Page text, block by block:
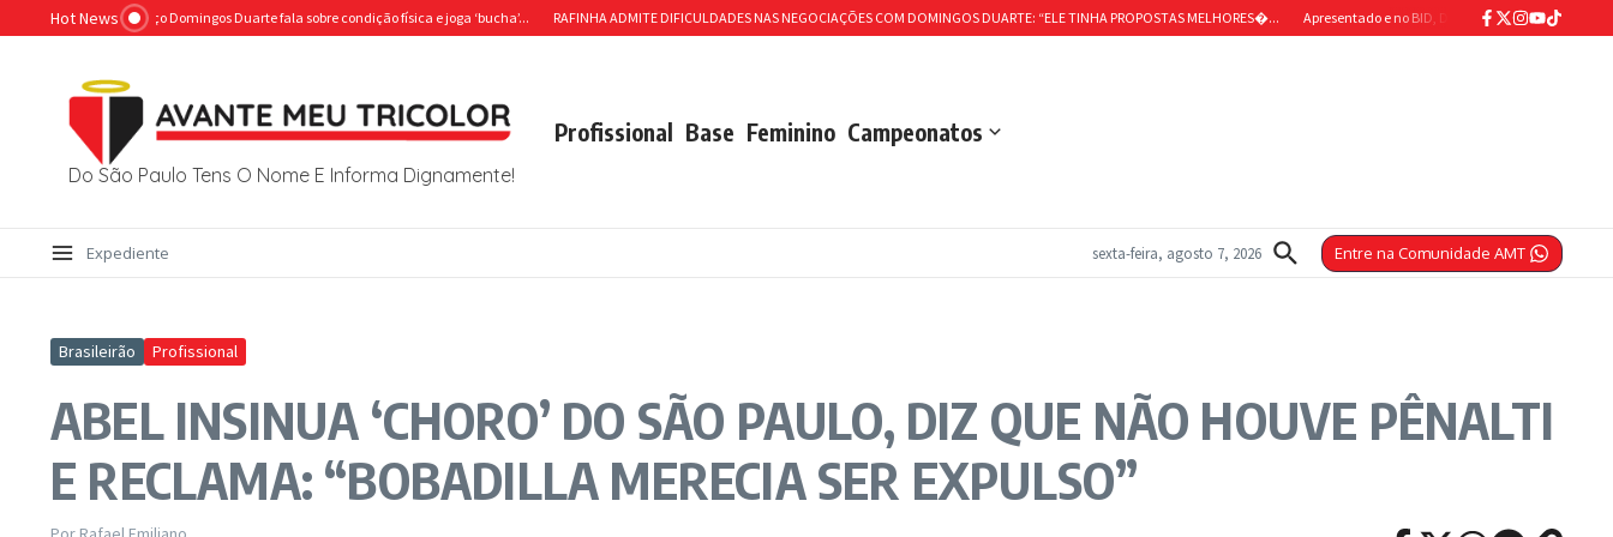
Ir para o conteúdo
Hot News
O GRÊMIO? Reforço Domingos Duarte fala sobre condição física e joga ‘bucha’... RAFINHA ADMITE DIFICULDADES NAS NEGOCIAÇÕES COM DOMINGOS DUARTE: “ELE TINHA PROPOSTAS MELHORES�... Apresentado e no BID, Domingos Duarte explica demora
Do São Paulo Tens O Nome E Informa Dignamente!
Profissional Base Feminino Campeonatos
Expediente sexta-feira, agosto 7, 2026 Entre na Comunidade AMT
Brasileirão Profissional
ABEL INSINUA ‘CHORO’ DO SÃO PAULO, DIZ QUE NÃO HOUVE PÊNALTI
E RECLAMA: “BOBADILLA MERECIA SER EXPULSO”